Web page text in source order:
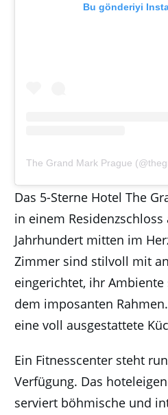
Bu gönderiyi
Das 5-Sterne Hotel The
in einem Residenzschloss
Jahrhundert mitten im
Zimmer sind stilvoll mit
eingerichtet, ihr
dem imposanten
eine voll ausgestattete
Ein Fitnesscenter steht
Verfügung. Das
serviert böhmische und